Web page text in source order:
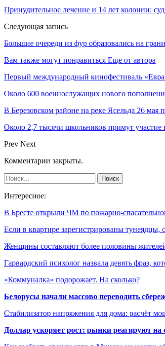
Принудительное лечение и 14 лет колонии:
Следующая запись
Большие очереди из фур образовались на
Вам также могут понравиться Еще от автора
Первый международный кинофестиваль
Около 600 военнослужащих нового
В Березовском районе на реке Ясельда 26 мая
Около 2,7 тысячи школьников примут
Prev Next
Комментарии закрыты.
Интересное:
В Бресте открыли ЧМ по пожарно-
Если в квартире зарегистрированы тунеядцы,
Женщины составляют более половины
Гарвардский психолог назвала девять фраз,
«Коммуналка» подорожает. На сколько?
Белорусы начали массово переводить
Стабилизатор напряжения для дома: расчёт
Доллар ускоряет рост: рынки реагируют